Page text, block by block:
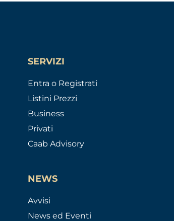
SERVIZI
Entra o Registrati
Listini Prezzi
Business
Privati
Caab Advisory
NEWS
Avvisi
News ed Eventi